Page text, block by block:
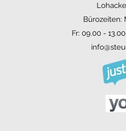
Bürozeiten:
Fr: 09.00 -